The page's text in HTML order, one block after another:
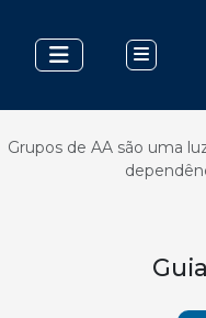
Grupos de AA são uma